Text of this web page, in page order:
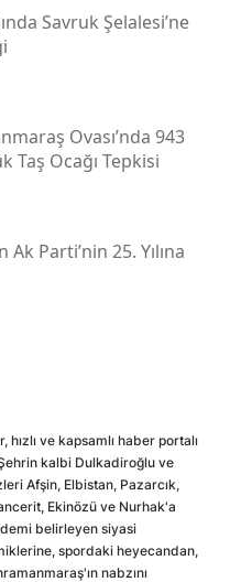
Savruk Şelalesi’ne
Ovası’nda 943
Taş Ocağı Tepkisi
Ak Parti’nin 25. Yılına
ve kapsamlı haber portalı
kalbi Dulkadiroğlu ve
Afşin, Elbistan, Pazarcık,
Ekinözü ve Nurhak'a
belirleyen siyasi
spordaki heyecandan,
nabzını